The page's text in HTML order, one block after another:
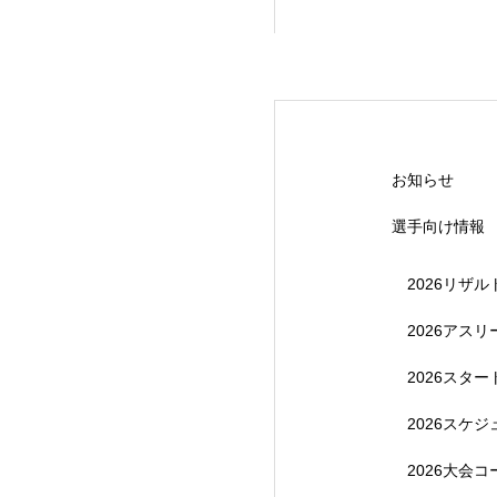
お知らせ
選手向け情報
2026リザル
2026アスリ
2026スター
2026スケジ
2026大会コ